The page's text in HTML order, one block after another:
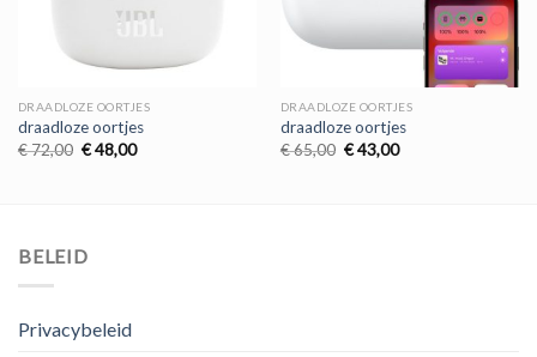
DRAADLOZE OORTJES
draadloze oortjes
€72,00 Oorspronkelijke
€48,00Huidige
DRAADLOZE OORTJES
draadloze oortjes
€65,00 Oorspronkelijke
€43,00Huidige
BELEID
Privacybeleid